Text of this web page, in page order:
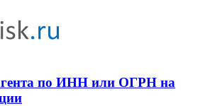
по ИНН или ОГРН на